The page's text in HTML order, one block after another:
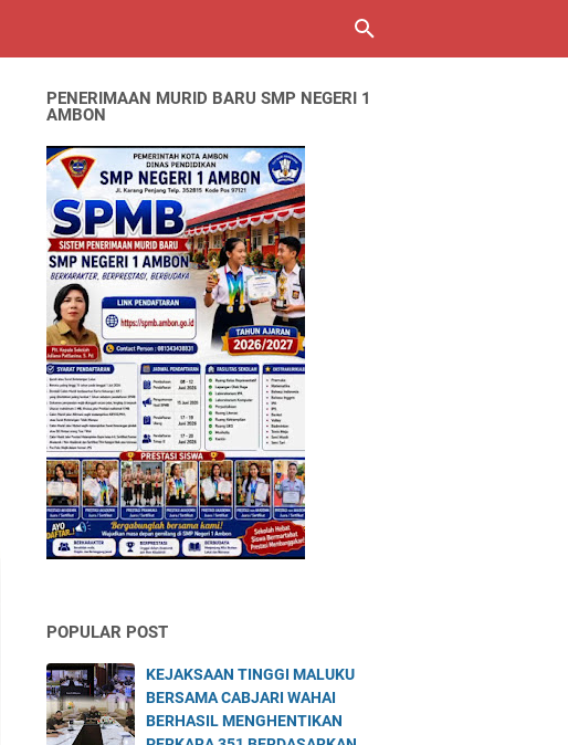
PENERIMAAN MURID BARU SMP NEGERI 1
AMBON
POPULAR POST
KEJAKSAAN TINGGI MALUKU
BERSAMA CABJARI WAHAI
BERHASIL MENGHENTIKAN